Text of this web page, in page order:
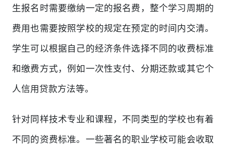
生报名时需要缴纳一定的报名费，整个学习周期的
费用也需要按照学校的规定在预定的时间内交清。
学生可以根据自己的经济条件选择不同的收费标准
和缴费方式，例如一次性支付、分期还款或其它个
人信用贷款方法等。
针对同样技术专业和课程，不同类型的学校也有着
不同的资费标准。一些著名的职业学校可能会收取